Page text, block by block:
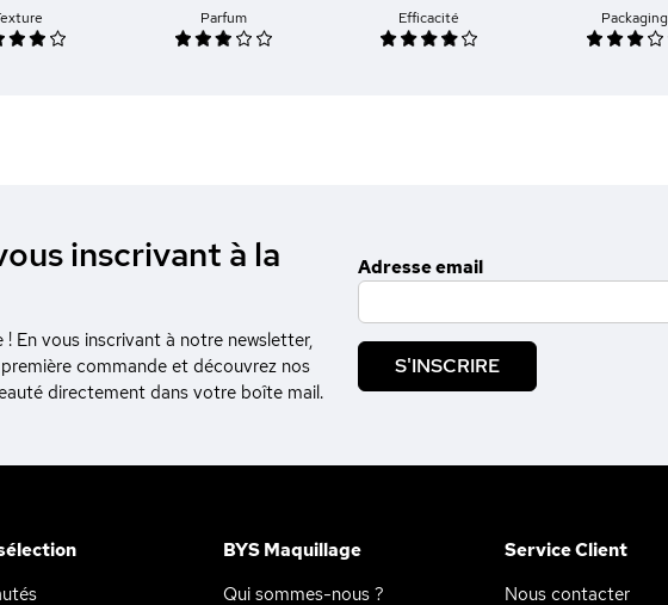
Parfum Efficacité Packaging
inscrivant à la
En vous inscrivant à notre newsletter,
commande et découvrez nos
directement dans votre boîte mail.
Adresse email
S'INSCRIRE
BYS Maquillage
Qui sommes-nous ?
Service Client
Nous contacter